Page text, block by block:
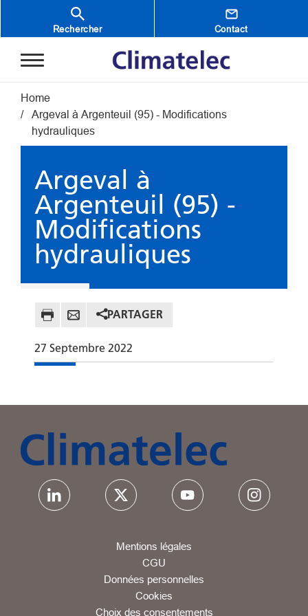
Aller au contenu principal
Rechercher Contact
Fil d'Ariane
Home
Argeval à Argenteuil (95) - Modifications
hydrauliques
Argeval à
Argenteuil (95) -
Modifications
hydrauliques
PARTAGER
27 Septembre 2022
Mentions légales
CGU
Données personnelles
Cookies
Choix des consentements